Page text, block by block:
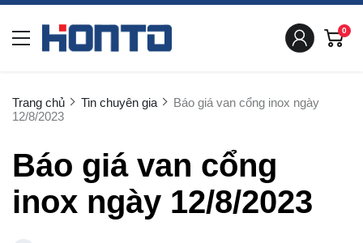
0
Trang chủ Tin chuyên gia
Báo giá van cổng inox ngày
12/8/2023
Báo giá van cổng
inox ngày 12/8/2023